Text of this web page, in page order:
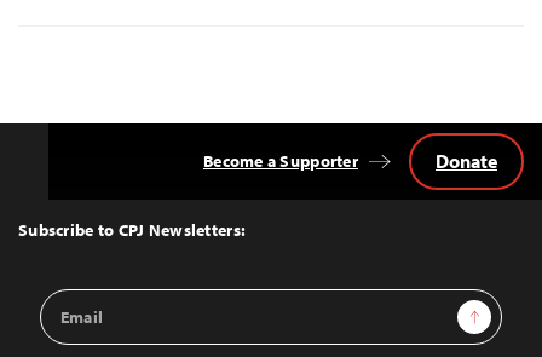
Top
Subscribe to CPJ Newsletters:
Email
Address
Sign Up
Become a Supporter Donate